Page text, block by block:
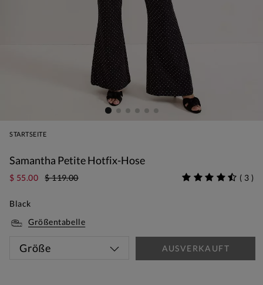
STARTSEITE
Samantha Petite Hotfix-Hose
$ 55.00 $ 119.00 ( 3 )
Black
Größentabelle
Größe AUSVERKAUFT